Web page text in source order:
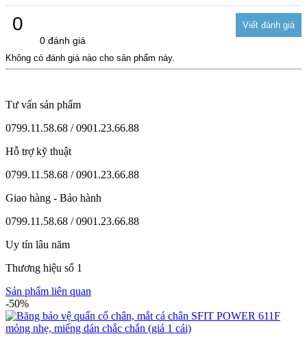
0
0 đánh giá
Không có đánh giá nào cho sản phẩm này.
Tư vấn sản phẩm
0799.11.58.68 / 0901.23.66.88
Hỗ trợ kỹ thuật
0799.11.58.68 / 0901.23.66.88
Giao hàng - Bảo hành
0799.11.58.68 / 0901.23.66.88
Uy tín lâu năm
Thương hiệu số 1
Sản phẩm liên quan
-50%